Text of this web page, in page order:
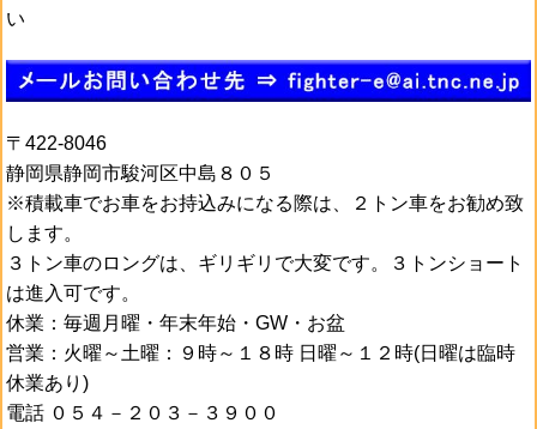
い
〒422-8046
静岡県静岡市駿河区中島８０５
※積載車でお車をお持込みになる際は、２トン車をお勧め致
します。
３トン車のロングは、ギリギリで大変です。３トンショート
は進入可です。
休業：毎週月曜・年末年始・GW・お盆
営業：火曜～土曜：９時～１８時 日曜～１２時(日曜は臨時
休業あり)
電話 ０５４－２０３－３９００